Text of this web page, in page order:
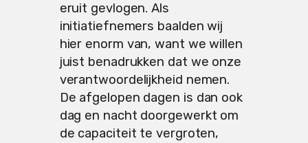
eruit gevlogen. Als
initiatiefnemers baalden wij
hier enorm van, want we willen
juist benadrukken dat we onze
verantwoordelijkheid nemen.
De afgelopen dagen is dan ook
dag en nacht doorgewerkt om
de capaciteit te vergroten,